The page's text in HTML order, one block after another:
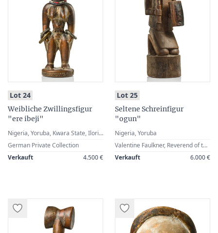
Lot 24:
Weibliche Zwillingsfigur
"ere ibeji"
Nigeria, Yoruba, Kwara State, Ilorin / Shaki
German Private Collection
Verkauft
4.500 €
Lot 25:
Seltene Schreinfigur
"ogun"
Nigeria, Yoruba
Valentine Faulkner, Reverend of the Church Missionary Society (collected in situ, 1866-1883, when he worked among the Yoruba) · James T. Hooper (1897-1971), Arundel, Great Britain · Sold by the family in 1976 · Christie’s, London, 14 July 1976, Lot 27 · German Private Collection
Verkauft
6.000 €